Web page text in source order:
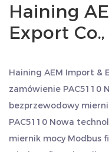
bezprzewodowy,
duże odległości, nie
Obsługa wejścia ze
Zapewnia 4-
stykiem
20–24 V prądu
Haining
Export
Haining AEM Import &
zamówienie PAC5110
bezprzewodowy
PAC5110 Nowa
miernik mocy Modbus